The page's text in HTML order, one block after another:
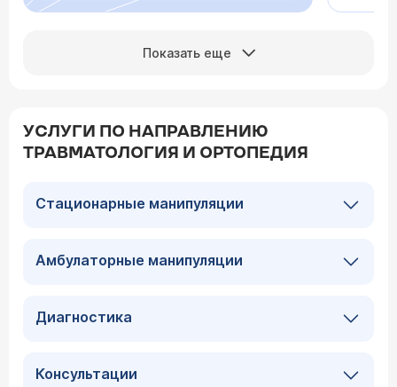
Показать еще
УСЛУГИ ПО НАПРАВЛЕНИЮ
ТРАВМАТОЛОГИЯ И ОРТОПЕДИЯ
Стационарные манипуляции
Амбулаторные манипуляции
Диагностика
Консультации